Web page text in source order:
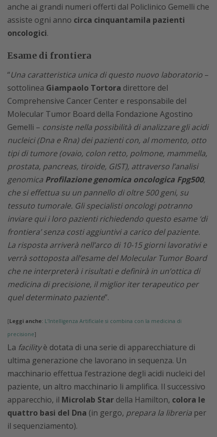
anche ai grandi numeri offerti dal Policlinico Gemelli che
assiste ogni anno circa cinquantamila pazienti
oncologici.
Esame di frontiera
“Una caratteristica unica di questo nuovo laboratorio –
sottolinea Giampaolo Tortora direttore del
Comprehensive Cancer Center e responsabile del
Molecular Tumor Board della Fondazione Agostino
Gemelli – consiste nella possibilità di analizzare gli acidi
nucleici (Dna e Rna) dei pazienti con, al momento, otto
tipi di tumore (ovaio, colon retto, polmone, mammella,
prostata, pancreas, tiroide, GIST), attraverso l’analisi
genomica Profilazione genomica oncologica Fpg500,
che si effettua su un pannello di oltre 500 geni, su
tessuto tumorale. Gli specialisti oncologi potranno
inviare qui i loro pazienti richiedendo questo esame ‘di
frontiera’ senza costi aggiuntivi a carico del paziente.
La risposta arriverà nell’arco di 10-15 giorni lavorativi e
verrà sottoposta all’esame del Molecular Tumor Board
che ne interpreterà i risultati e definirà in un’ottica di
medicina di precisione, il miglior iter terapeutico per
quel determinato paziente”.
[Leggi anche: L’Intelligenza Artificiale si combina con la medicina di
precisione]
La facilityè dotata di una serie di apparecchiature di
ultima generazione che lavorano in sequenza. Un
macchinario effettua l’estrazione degli acidi nucleici del
paziente, un altro macchinario li amplifica. Il successivo
apparecchio, il Microlab Star della Hamilton, colora le
quattro basi del Dna (in gergo, prepara la libreria per
il sequenziamento).